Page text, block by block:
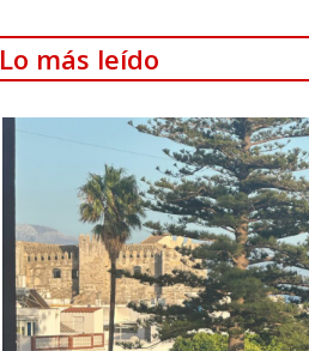
Lo más leído